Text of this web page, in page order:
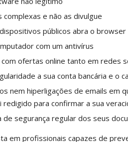
complexas e não as divulgue
públicos abra o
com um antivírus
com ofertas online tanto em redes
a sua conta bancária e o
nem hiperligações de emails em
redigido para confirmar a sua
de segurança regular dos seus
em profissionais capazes de